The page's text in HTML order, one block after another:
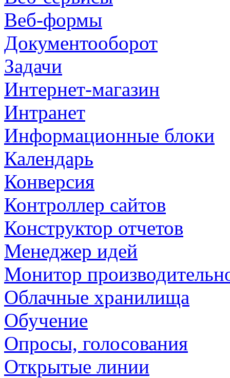
Веб-формы
Документооборот
Задачи
Интернет-магазин
Интранет
Информационные блоки
Календарь
Конверсия
Контроллер сайтов
Конструктор отчетов
Менеджер идей
Монитор
Облачные хранилища
Обучение
Опросы, голосования
Открытые линии